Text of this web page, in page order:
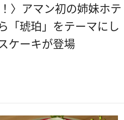
〉アマン初の姉妹ホテ
「琥珀」をテーマにし
ケーキが登場